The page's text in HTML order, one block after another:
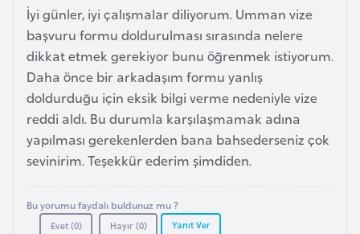
İyi günler, iyi çalışmalar diliyorum. Umman vize
başvuru formu doldurulması sırasında nelere
dikkat etmek gerekiyor bunu öğrenmek istiyorum.
Daha önce bir arkadaşım formu yanlış
doldurduğu için eksik bilgi verme nedeniyle vize
reddi aldı. Bu durumla karşılaşmamak adına
yapılması gerekenlerden bana bahsederseniz çok
sevinirim. Teşekkür ederim şimdiden.
Bu yorumu faydalı buldunuz mu ?
Evet (0) Hayır (0) Yanıt Ver
t
a
n
B
u
r
k
i
n